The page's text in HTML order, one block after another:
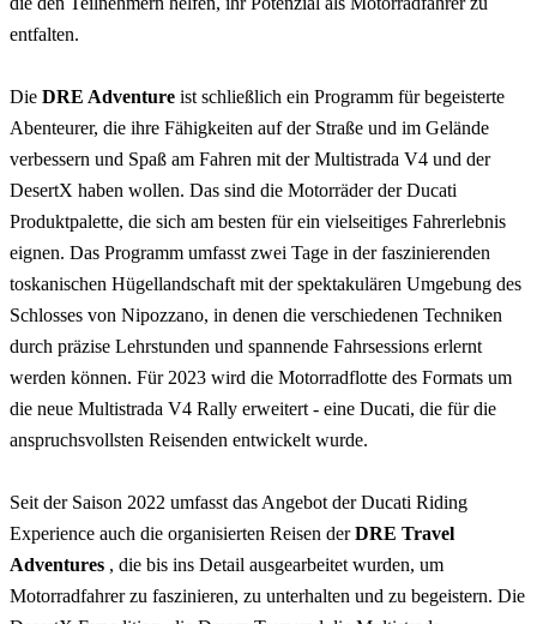
entfalten.
Die DRE Adventure ist schließlich ein Programm für begeisterte
Abenteurer, die ihre Fähigkeiten auf der Straße und im Gelände
verbessern und Spaß am Fahren mit der Multistrada V4 und der
DesertX haben wollen. Das sind die Motorräder der Ducati
Produktpalette, die sich am besten für ein vielseitiges Fahrerlebnis
eignen. Das Programm umfasst zwei Tage in der faszinierenden
toskanischen Hügellandschaft mit der spektakulären Umgebung des
Schlosses von Nipozzano, in denen die verschiedenen Techniken
durch präzise Lehrstunden und spannende Fahrsessions erlernt
werden können. Für 2023 wird die Motorradflotte des Formats um
die neue Multistrada V4 Rally erweitert - eine Ducati, die für die
anspruchsvollsten Reisenden entwickelt wurde.
Seit der Saison 2022 umfasst das Angebot der Ducati Riding
Experience auch die organisierten Reisen derDRE Travel
Adventures , die bis ins Detail ausgearbeitet wurden, um
Motorradfahrer zu faszinieren, zu unterhalten und zu begeistern. Die